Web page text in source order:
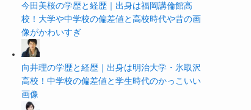
今田美桜の学歴と経歴｜出身は福岡講倫館高
校！大学や中学校の偏差値と高校時代や昔の画
像がかわいすぎ
向井理の学歴と経歴｜出身は明治大学・氷取沢
高校！中学校の偏差値と学生時代のかっこいい
画像